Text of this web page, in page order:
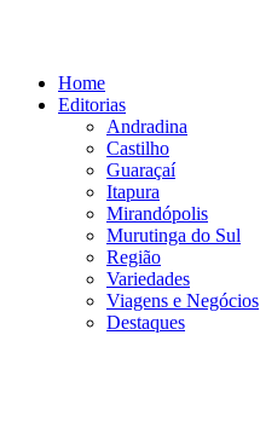
conteúdoHome
Editorias
Andradina
Castilho
Guaraçaí
Itapura
Mirandópolis
Murutinga do Sul
Região
Variedades
Viagens e Negócios
Destaques